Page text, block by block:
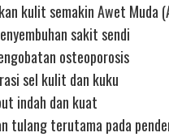
kulit semakin Awet Muda
sakit sendi
osteoporosis
sel kulit dan kuku
indah dan kuat
tulang terutama pada